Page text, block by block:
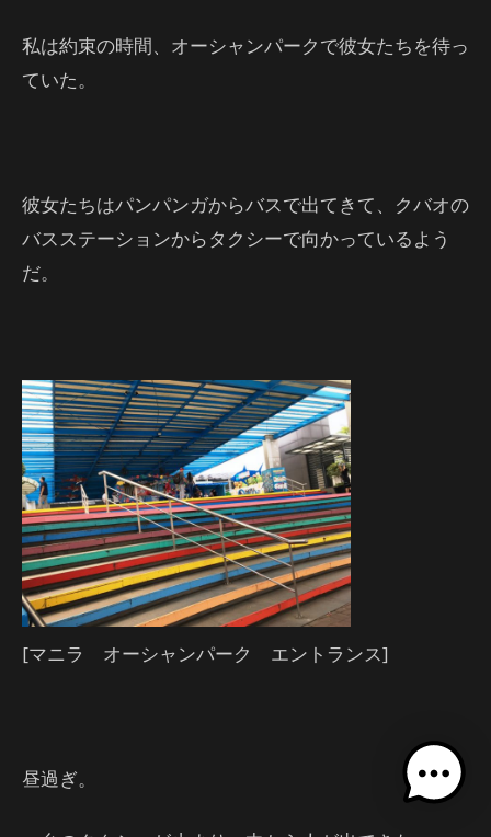
私は約束の時間、オーシャンパークで彼女たちを待っ
ていた。
彼女たちはパンパンガからバスで出てきて、クバオの
バスステーションからタクシーで向かっているよう
だ。
[マニラ オーシャンパーク エントランス]
昼過ぎ。